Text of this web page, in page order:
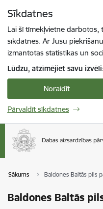
Sīkdatnes
Lai šī tīmekļvietne darbotos,
sīkdatnes. Ar Jūsu
izmantotas statistikas un
Lūdzu, atzīmējiet savu
Noraidīt
Pārvaldīt sīkdatnes
Sākums Baldones Baltās pils
Baldones Baltās